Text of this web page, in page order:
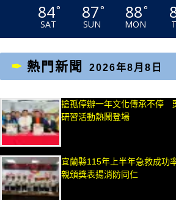
84°
SAT
87°
SUN
88°
MON
熱門新聞 2026年8月8日
搶孤停辦一年文化傳承不停
研習活動熱鬧登場
宜蘭縣115年上半年急救成功
親頒獎表揚消防同仁